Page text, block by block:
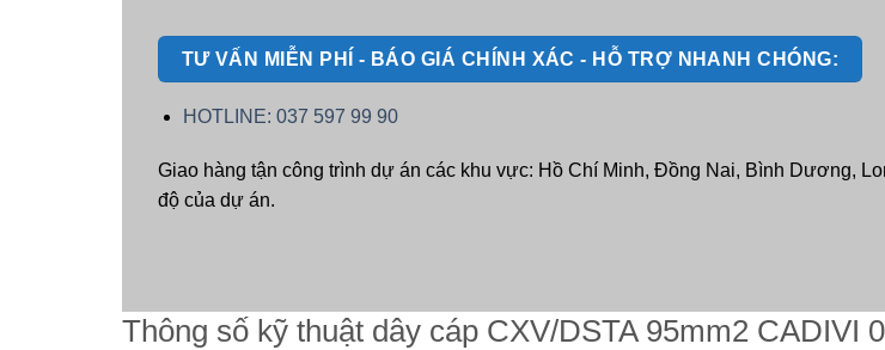
TƯ VẤN MIỄN PHÍ - BÁO GIÁ CHÍNH XÁC - HỖ TRỢ NHANH CHÓNG:
HOTLINE: 037 597 99 90
Giao hàng tận công trình dự án các khu vực: Hồ Chí Minh, Đồng Nai, Bình Dương,
độ của dự án.
Thông số kỹ thuật dây cáp CXV/DSTA 95mm2 CADIVI